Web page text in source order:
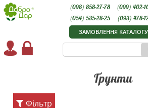
ЗАМОВЛЕННЯ КАТАЛОГУ
(098) 858-27-78
(099) 402-
(054) 535-28-25
(093) 478-
Ґрунти
Фільтр